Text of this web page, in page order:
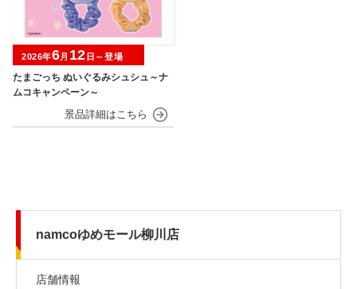
たまごっち ぬいぐるみシュシュ～ナ
ムコキャンペーン～
2026年6月 12 日～登場
namcoゆめモール柳川店
店舗情報